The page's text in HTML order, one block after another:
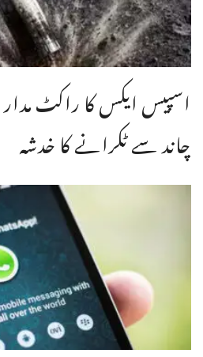
اسپیس ایکس کا راکٹ
چاند سے ٹکرانے کا خدشہ